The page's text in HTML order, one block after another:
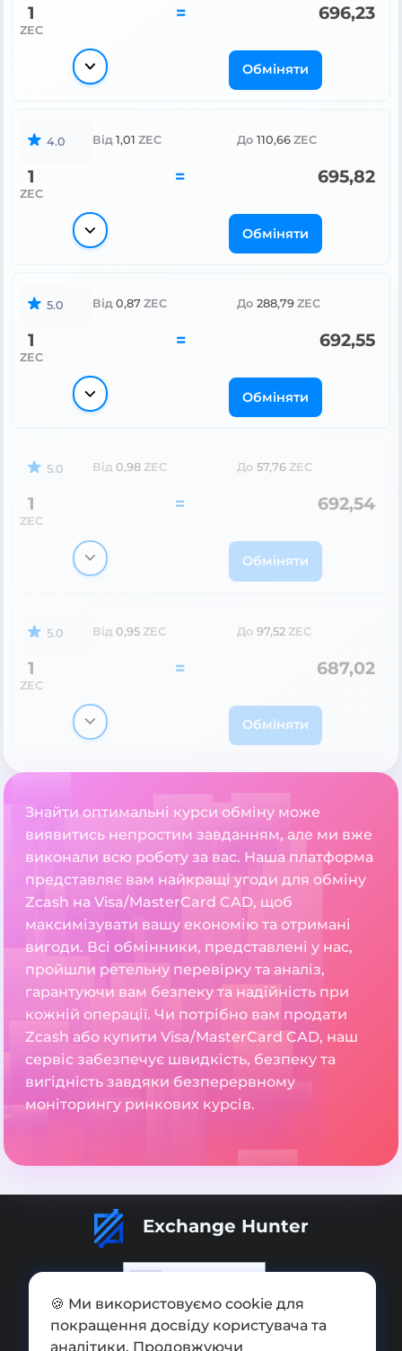
1
ZEC
= 696,23
Обміняти
4.0 Від 1,01 ZEC До 110,66 ZEC
1
ZEC
= 695,82
Обміняти
5.0 Від 0,87 ZEC До 288,79 ZEC
1
ZEC
= 692,55
Обміняти
5.0 Від 0,98 ZEC До 57,76 ZEC
1
ZEC
= 692,54
Обміняти
5.0 Від 0,95 ZEC До 97,52 ZEC
1
ZEC
= 687,02
Обміняти
Знайти оптимальні курси обміну може
виявитись непростим завданням, але ми вже
виконали всю роботу за вас. Наша платформа
представляє вам найкращі угоди для обміну
Zcash на Visa/MasterCard CAD, щоб
максимізувати вашу економію та отримані
вигоди. Всі обмінники, представлені у нас,
пройшли ретельну перевірку та аналіз,
гарантуючи вам безпеку та надійність при
кожній операції. Чи потрібно вам продати
Zcash або купити Visa/MasterCard CAD, наш
сервіс забезпечує швидкість, безпеку та
вигідність завдяки безперервному
моніторингу ринкових курсів.
Exchange Hunter
Додати обмінник
🍪 Ми використовуємо cookie для
покращення досвіду користувача та
аналітики. Продовжуючи